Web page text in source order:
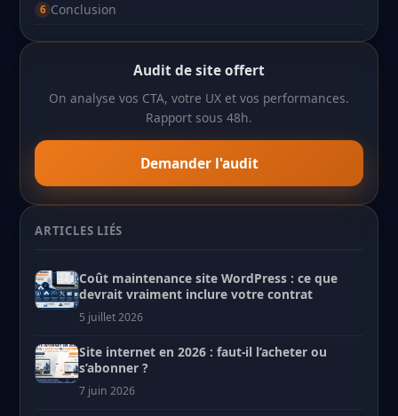
Conclusion
Audit de site offert
On analyse vos CTA, votre UX et vos performances.
Rapport sous 48h.
Demander l'audit
ARTICLES LIÉS
Coût maintenance site WordPress : ce que
devrait vraiment inclure votre contrat
5 juillet 2026
Site internet en 2026 : faut-il l’acheter ou
s’abonner ?
7 juin 2026